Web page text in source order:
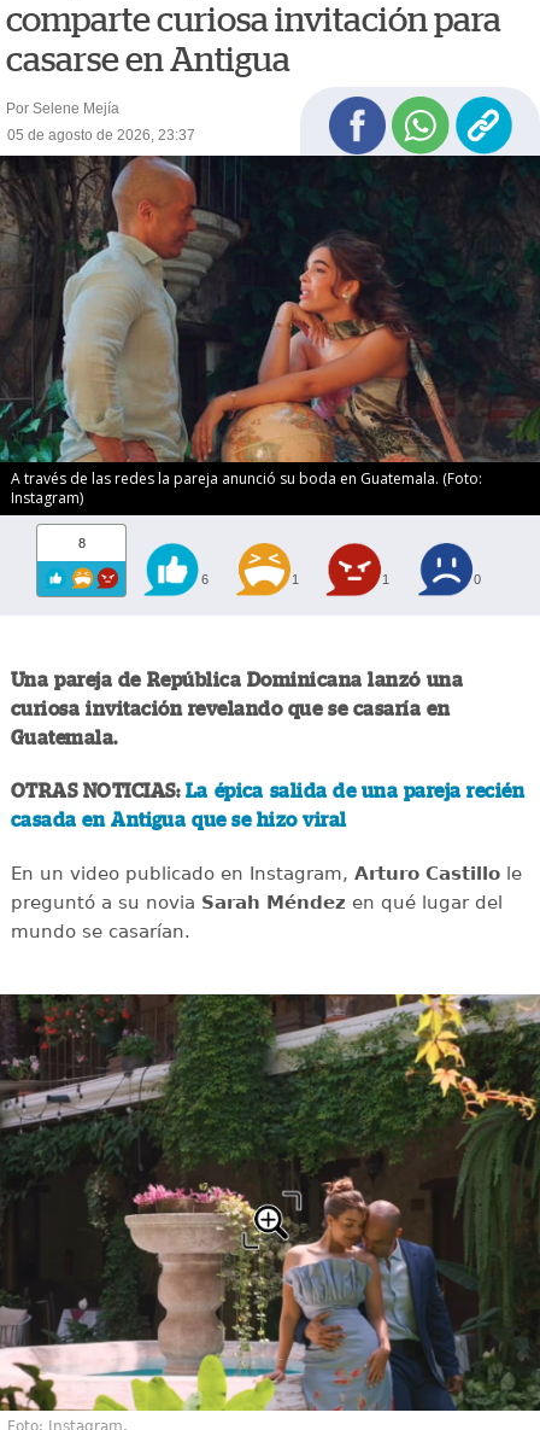
comparte curiosa invitación para
casarse en Antigua
Por Selene Mejía
05 de agosto de 2026, 23:37
A través de las redes la pareja anunció su boda en Guatemala. (Foto:
Instagram)
8
6 1 1 0
Una pareja de República Dominicana lanzó una
curiosa invitación revelando que se casaría en
Guatemala.
OTRAS NOTICIAS: La épica salida de una pareja recién
casada en Antigua que se hizo viral
En un video publicado en Instagram, Arturo Castillole
preguntó a su novia Sarah Méndez en qué lugar del
mundo se casarían.
Foto: Instagram.